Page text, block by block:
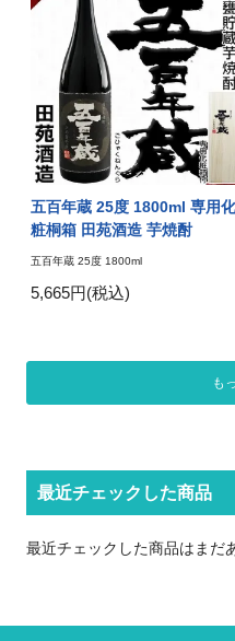
五百年蔵 25度 1800ml 専用
粧桐箱 田苑酒造 芋焼酎
五百年蔵 25度 1800ml
5,665円(税込)
も
最近チェックした商品
最近チェックした商品はまだ